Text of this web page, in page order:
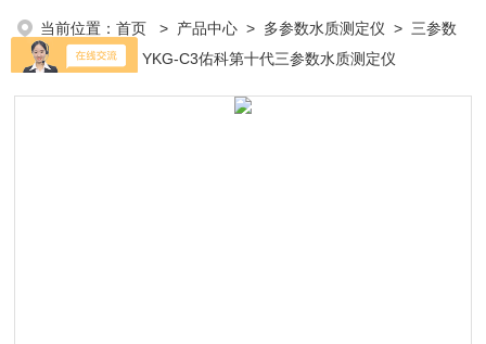
当前位置：首页 > 产品中心 > 多参数水质测定仪 > 三参数
水质分析仪> YKG-C3佑科第十代三参数水质测定仪